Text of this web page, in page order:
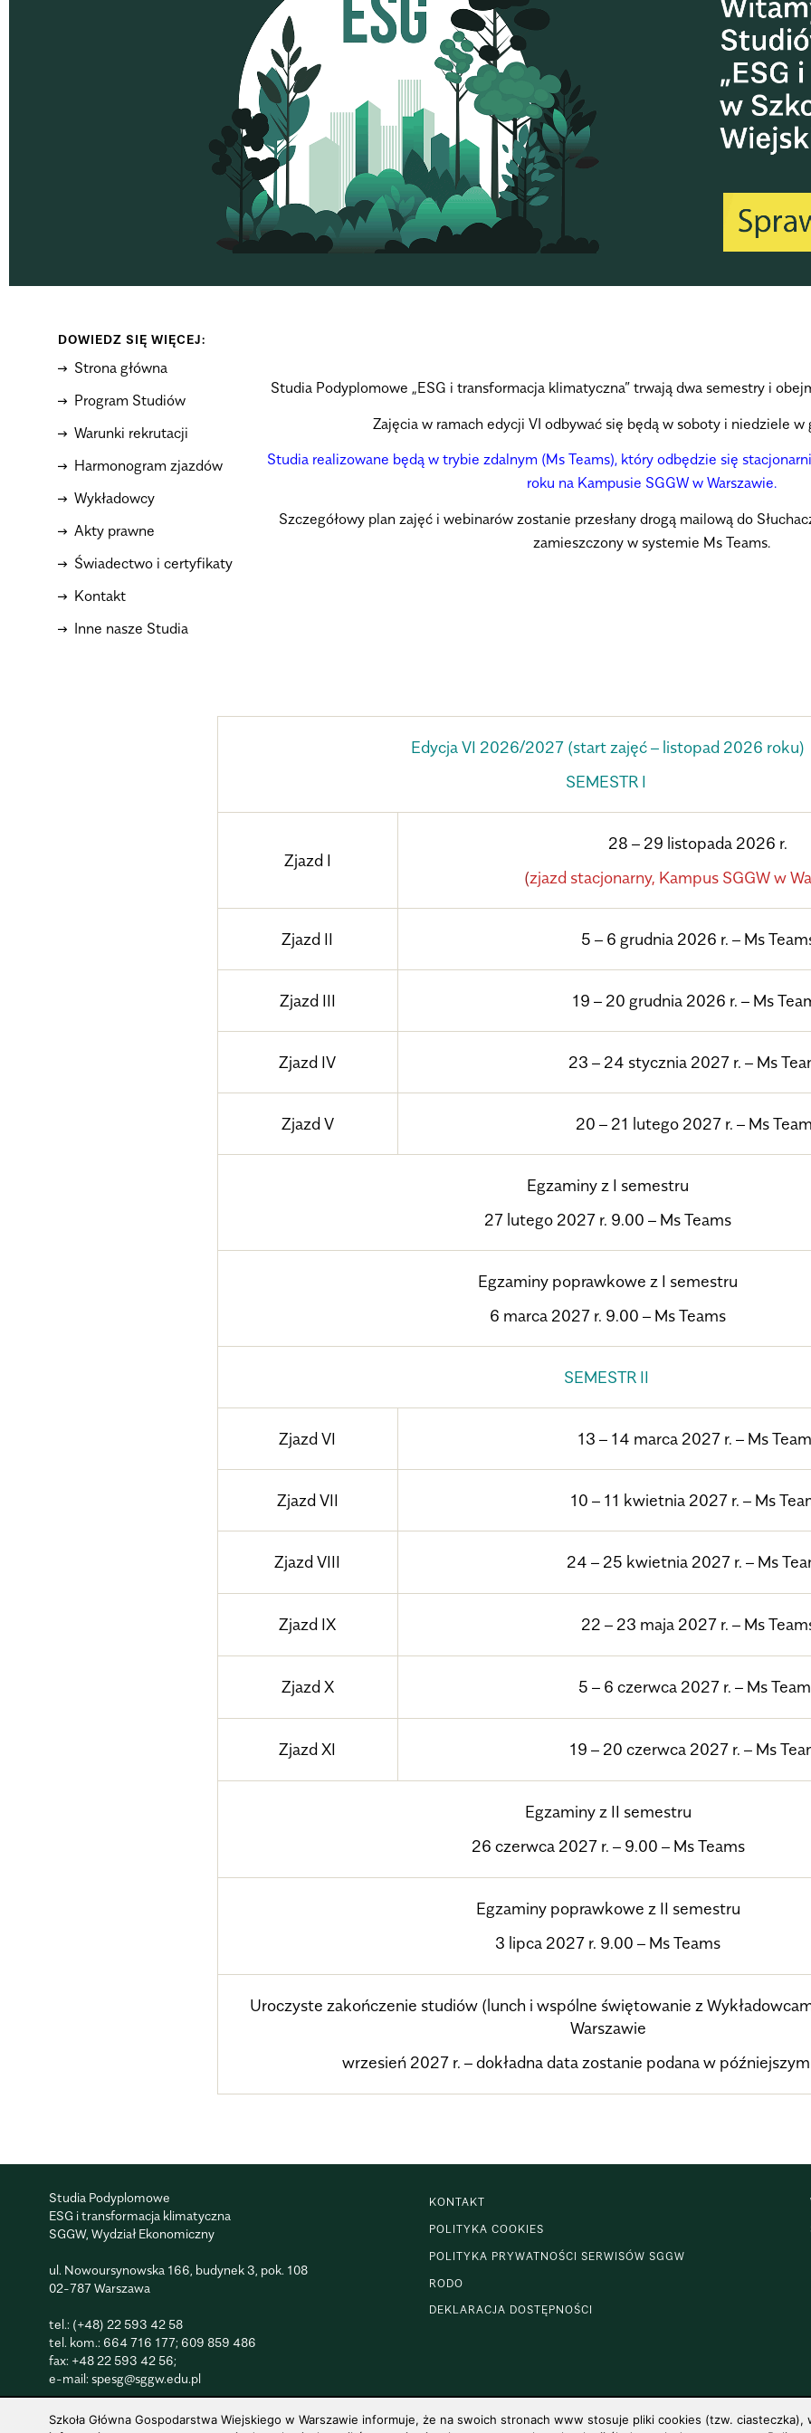
DOWIEDZ SIĘ WIĘCEJ:
Strona główna
Program Studiów
Warunki rekrutacji
Harmonogram zjazdów
Wykładowcy
Akty prawne
Świadectwo i certyfikaty
Kontakt
Inne nasze Studia
Studia Podyplomowe „ESG i transformacja klimatyczna” trwają dwa semestry i
Zajęcia w ramach edycji VI odbywać się będą w soboty i niedziele w
Studia realizowane będą w trybie zdalnym (Ms Teams), który odbędzie się
roku na Kampusie SGGWw Warszawie.
Szczegółowy plan zajęć i webinarów zostanie przesłany drogą mailową do
zamieszczony w systemie Ms Teams.
Edycja VI 2026/2027 (start zajęć – listopad 2026 roku)
SEMESTR I
Zjazd I
28 – 29 listopada 2026 r.
(zjazd stacjonarny, Kampus SGGW w
Zjazd II 5 – 6 grudnia 2026 r. – Ms
Zjazd III 19 – 20 grudnia 2026 r. – Ms
Zjazd IV 23 – 24 stycznia 2027 r. – Ms
Zjazd V 20 – 21 lutego 2027 r. – Ms
Egzaminy z I semestru
27 lutego 2027 r. 9.00– Ms Teams
Egzaminy poprawkowe z I semestru
6 marca 2027 r. 9.00– Ms Teams
SEMESTR II
Zjazd VI 13 – 14 marca 2027 r. – Ms
Zjazd VII 10 – 11 kwietnia 2027 r. – Ms
Zjazd VIII 24 – 25 kwietnia 2027 r. – Ms
Zjazd IX 22 – 23 maja 2027 r. – Ms
Zjazd X 5 – 6 czerwca 2027 r. – Ms
Zjazd XI 19 – 20 czerwca 2027 r. – Ms
Egzaminy z II semestru
26 czerwca 2027 r. – 9.00 – Ms Teams
Egzaminy poprawkowe z II semestru
3 lipca 2027 r. 9.00– Ms Teams
Uroczyste zakończenie studiów (lunch i wspólne świętowanie z
Warszawie
wrzesień 2027 r. – dokładna data zostanie podana w
Studia Podyplomowe
ESG i transformacja klimatyczna
SGGW, Wydział Ekonomiczny
ul. Nowoursynowska 166, budynek 3, pok. 108
02-787 Warszawa
tel.: (+48) 22 593 42 58
tel. kom.: 664 716 177; 609 859 486
fax: +48 22 593 42 56;
e-mail: spesg@sggw.edu.pl
KONTAKT
POLITYKA COOKIES
POLITYKA PRYWATNOŚCI SERWISÓW SGGW
RODO
DEKLARACJA DOSTĘPNOŚCI
Szkoła Główna Gospodarstwa Wiejskiego w Warszawie informuje, że na swoich stronach www stosuje pliki cookies (tzw.